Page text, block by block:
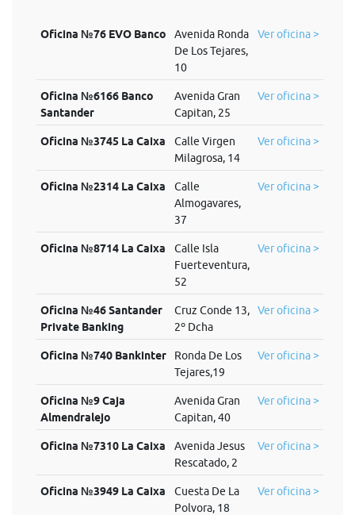
Oficina №76 EVO Banco
Avenida Ronda
De Los Tejares,
10
Ver oficina >
Oficina №6166 Banco
Santander
Avenida Gran
Capitan, 25
Ver oficina >
Oficina №3745 La Caixa
Calle Virgen
Milagrosa, 14
Ver oficina >
Oficina №2314 La Caixa
Calle
Almogavares,
37
Ver oficina >
Oficina №8714 La Caixa
Calle Isla
Fuerteventura,
52
Ver oficina >
Oficina №46 Santander
Private Banking
Cruz Conde 13,
2º Dcha
Ver oficina >
Oficina №740 Bankinter
Ronda De Los
Tejares,19
Ver oficina >
Oficina №9 Caja
Almendralejo
Avenida Gran
Capitan, 40
Ver oficina >
Oficina №7310 La Caixa
Avenida Jesus
Rescatado, 2
Ver oficina >
Oficina №3949 La Caixa
Cuesta De La
Polvora, 18
Ver oficina >